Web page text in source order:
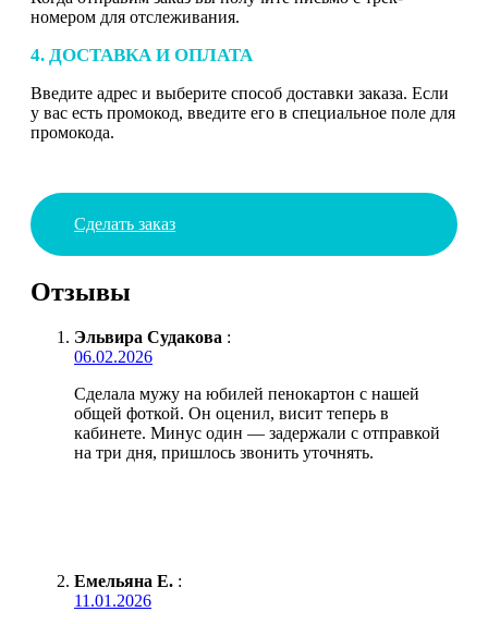
номером для отслеживания.
4. ДОСТАВКА И ОПЛАТА
Введите адрес и выберите способ доставки заказа. Если
у вас есть промокод, введите его в специальное поле для
промокода.
Сделать заказ
Отзывы
Эльвира Судакова :
06.02.2026
Сделала мужу на юбилей пенокартон с нашей
общей фоткой. Он оценил, висит теперь в
кабинете. Минус один — задержали с отправкой
на три дня, пришлось звонить уточнять.
Емельяна Е. :
11.01.2026